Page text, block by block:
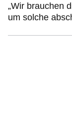
„Wir brauchen
um solche